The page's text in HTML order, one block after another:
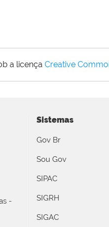
a licença Creative
-
Sistemas
Gov Br
Sou Gov
SIPAC
SIGRH
SIGAC